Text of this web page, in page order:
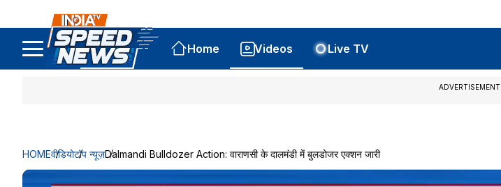
Home Videos Live TV
ADVERTISEMENT
HOMEवीडियोटॉप न्यूज़Dalmandi Bulldozer Action: वाराणसी के दालमंडी में बुलडोजर एक्शन जारी